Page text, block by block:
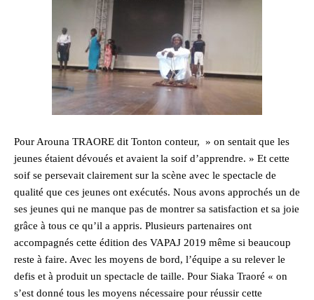
Pour Arouna TRAORE dit Tonton conteur, » on sentait que les
jeunes étaient dévoués et avaient la soif d’apprendre. » Et cette
soif se persevait clairement sur la scène avec le spectacle de
qualité que ces jeunes ont exécutés. Nous avons approchés un de
ses jeunes qui ne manque pas de montrer sa satisfaction et sa joie
grâce à tous ce qu’il a appris. Plusieurs partenaires ont
accompagnés cette édition des VAPAJ 2019 même si beaucoup
reste à faire. Avec les moyens de bord, l’équipe a su relever le
defis et à produit un spectacle de taille. Pour Siaka Traoré « on
s’est donné tous les moyens nécessaire pour réussir cette